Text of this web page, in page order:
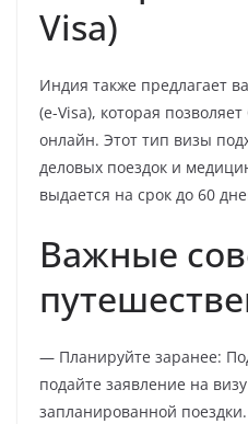
Visa)
Индия также предлагает
(e-Visa), которая
онлайн. Этот тип визы
деловых поездок и
выдается на срок до 60
Важные
— Планируйте заранее:
подайте заявление на
запланированной поездки.